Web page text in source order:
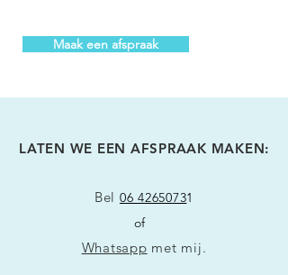
Maak een afspraak
LATEN WE EEN AFSPRAAK MAKEN:
Bel 06 42650731
of
Whatsapp met mij.